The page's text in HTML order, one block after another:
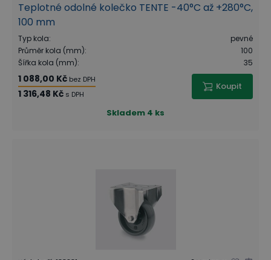
Teplotné odolné kolečko TENTE -40°C až +280°C,
100 mm
Typ kola:
pevné
Průměr kola (mm):
100
Šířka kola (mm): 35
1 088,00 Kč bez DPH
1 316,48 Kč s DPH
Koupit
Skladem 4 ks